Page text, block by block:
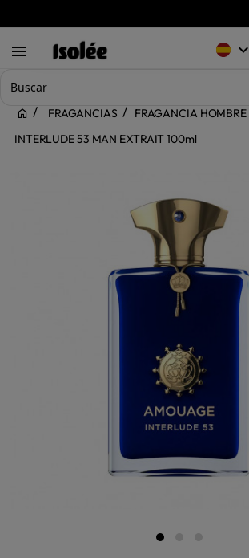
 keyboard_arrow_down
FRAGANCIAS
FRAGANCIA HOMBRE
INTERLUDE 53 MAN EXTRAIT 100ml